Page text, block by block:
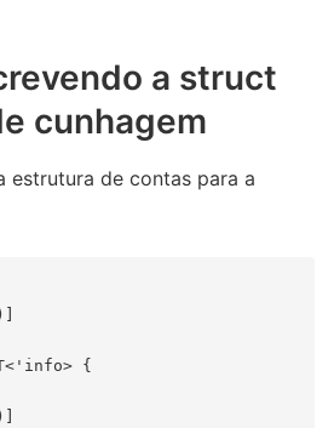
a struct
cunhagem
estrutura de contas para a
{